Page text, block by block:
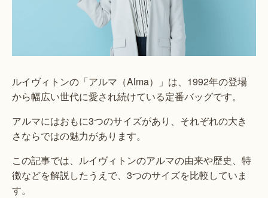
ルイヴィトンの「アルマ（Alma）」は、1992年の登場
から幅広い世代に愛され続けている定番バッグです。
アルマにはおもに3つのサイズがあり、それぞれの大き
さならではの魅力があります。
この記事では、ルイヴィトンのアルマの由来や歴史、特
徴などを解説したうえで、3つのサイズを比較していま
す。